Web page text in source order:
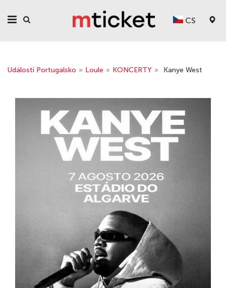
CS
Události Portugalsko » Loule » KONCERTY » Kanye West